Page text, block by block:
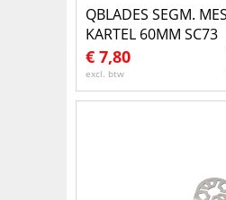
QBLADES SEGM.
KARTEL 60MM SC73
€ 7,80
excl. btw